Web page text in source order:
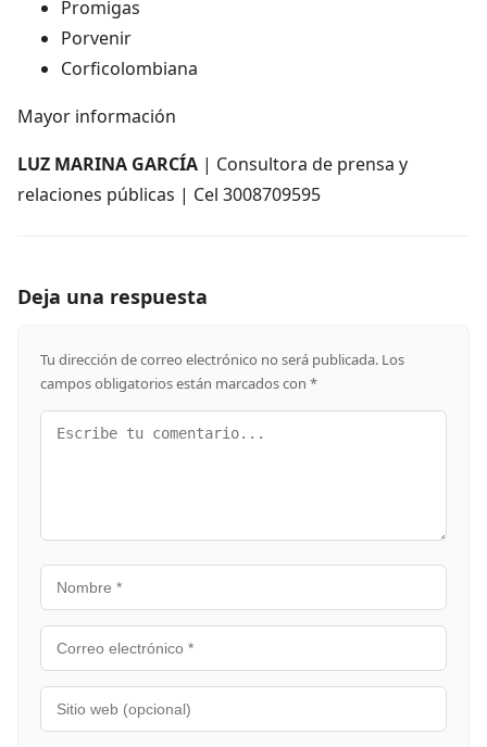
Promigas
Porvenir
Corficolombiana
Mayor información
LUZ MARINA GARCÍA | Consultora de prensa y
relaciones públicas | Cel 3008709595
Deja una respuesta
Tu dirección de correo electrónico no será publicada. Los
campos obligatorios están marcados con *